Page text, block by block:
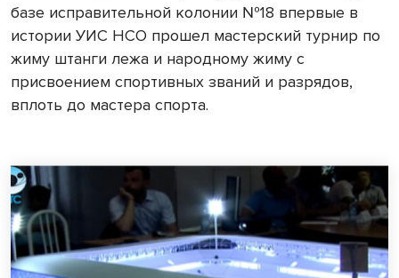
базе исправительной колонии №18 впервые в
истории УИС НСО прошел мастерский турнир по
жиму штанги лежа и народному жиму с
присвоением спортивных званий и разрядов,
вплоть до мастера спорта.